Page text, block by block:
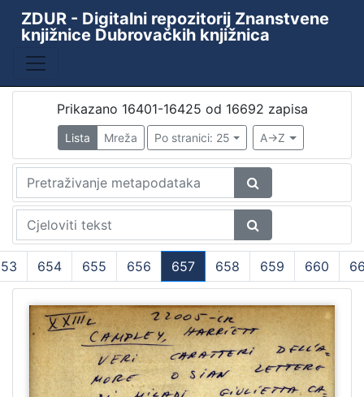
ZDUR - Digitalni repozitorij Znanstvene
knjižnice Dubrovačkih knjižnica
Prikazano 16401-16425 od 16692 zapisa
Lista Mreža Po stranici: 25 A->Z
654 655 656
657
(current)
658 659 660